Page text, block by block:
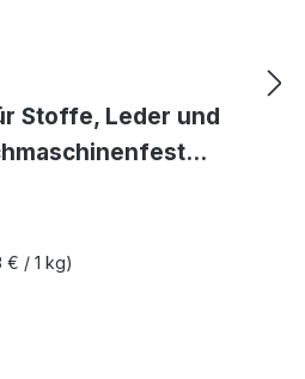
Stoffe, Leder und
€ / 1 kg)